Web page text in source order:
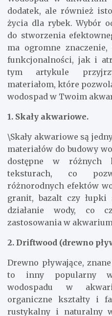
dodatek, ale również
życia dla rybek. Wybór
do stworzenia
ma ogromne
funkcjonalności, jak i
tym artykule
materiałom, które
wodospad w Twoim
1. Skały akwariowe.
\Skały akwariowe są
materiałów do budowy
dostępne w różnych
teksturach, co
różnorodnych efektów
granit, bazalt czy
działanie wody, co
zastosowania w
2. Driftwood (drewno
Drewno pływające,
to inny popularny
wodospadu w
organiczne kształty i
rustykalny i naturalny